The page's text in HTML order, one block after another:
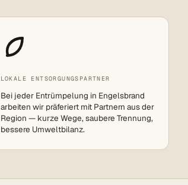
LOKALE ENTSORGUNGSPARTNER
Bei jeder Entrümpelung in Engelsbrand
arbeiten wir präferiert mit Partnern aus der
Region — kurze Wege, saubere Trennung,
bessere Umweltbilanz.